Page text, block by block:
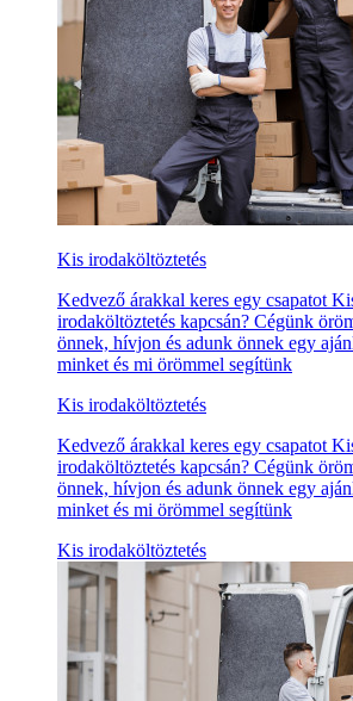
Kis irodaköltöztetés
Kedvező árakkal keres egy csapatot
irodaköltöztetés kapcsán? Cégünk
önnek, hívjon és adunk önnek egy
minket és mi örömmel segítünk
Kis irodaköltöztetés
Kedvező árakkal keres egy csapatot
irodaköltöztetés kapcsán? Cégünk
önnek, hívjon és adunk önnek egy
minket és mi örömmel segítünk
Kis irodaköltöztetés